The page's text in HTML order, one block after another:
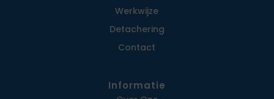
Werkwijze
Detachering
Contact
Informatie